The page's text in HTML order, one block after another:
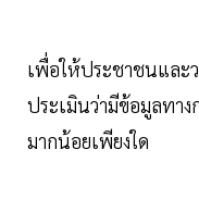
เพื่อให้ประชาชนและ
ประเมินว่ามีข้อมูลทา
มากน้อยเพียงใด